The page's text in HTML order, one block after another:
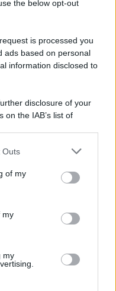
the below opt-out
is processed you
ads based on personal
information disclosed to
disclosure of your
on the IAB’s list of
by us to third parties
one or more Google
including but
You may click to
its third-party tags to
Outs
of my
my
my